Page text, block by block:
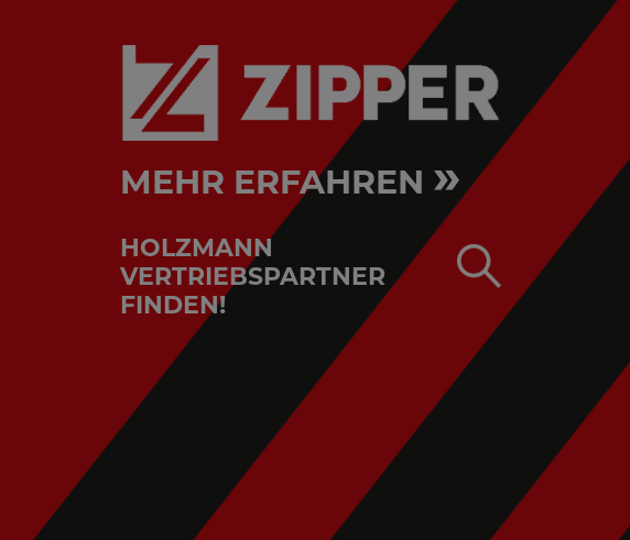
MEHR ERFAHREN »
HOLZMANN
VERTRIEBSPARTNER
FINDEN!